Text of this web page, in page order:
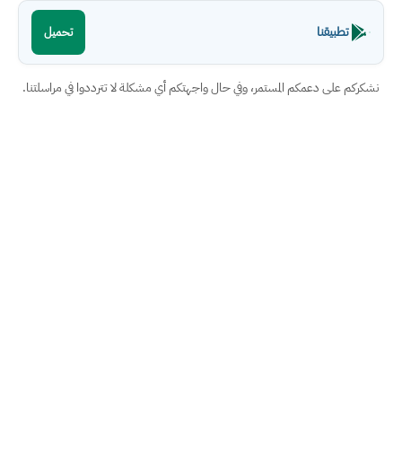
تطبيقنا تحميل
نشكركم على دعمكم المستمر، وفي حال واجهتكم أي مشكلة لا تترددوا في مراسلتنا.